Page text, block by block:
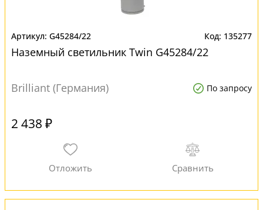
G45284/22 135277
Наземный светильник Twin G45284/22
Brilliant (Германия) По запросу
2 438 ₽